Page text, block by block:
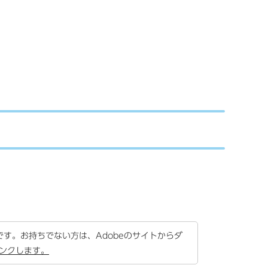
。お持ちでない方は、Adobeのサイトからダ
クします。